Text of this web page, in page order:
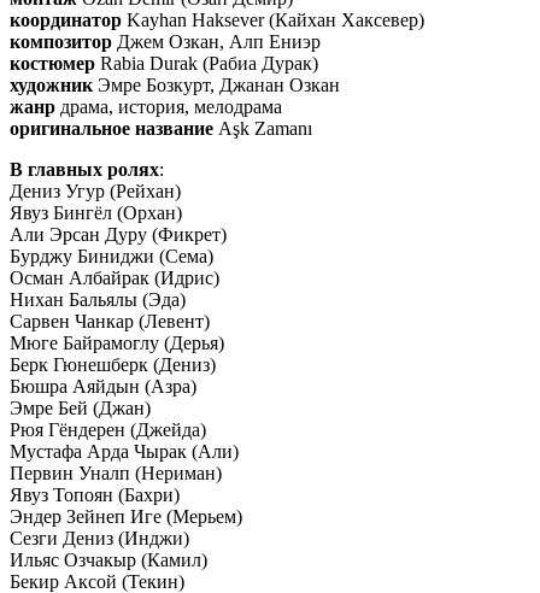
координатор Kayhan Haksever (Кайхан Хаксевер)
композитор Джем Озкан, Алп Ениэр
костюмер Rabia Durak (Рабиа Дурак)
художник Эмре Бозкурт, Джанан Озкан
жанр драма, история, мелодрама
оригинальное название Aşk Zamanı
В главных ролях:
Дениз Угур (Рейхан)
Явуз Бингёл (Орхан)
Али Эрсан Дуру (Фикрет)
Бурджу Биниджи (Сема)
Осман Албайрак (Идрис)
Нихан Бальялы (Эда)
Сарвен Чанкар (Левент)
Мюге Байрамоглу (Дерья)
Берк Гюнешберк (Дениз)
Бюшра Аяйдын (Азра)
Эмре Бей (Джан)
Рюя Гёндерен (Джейда)
Мустафа Арда Чырак (Али)
Первин Уналп (Нериман)
Явуз Топоян (Бахри)
Эндер Зейнеп Иге (Мерьем)
Сезги Дениз (Инджи)
Ильяс Озчакыр (Камил)
Бекир Аксой (Текин)